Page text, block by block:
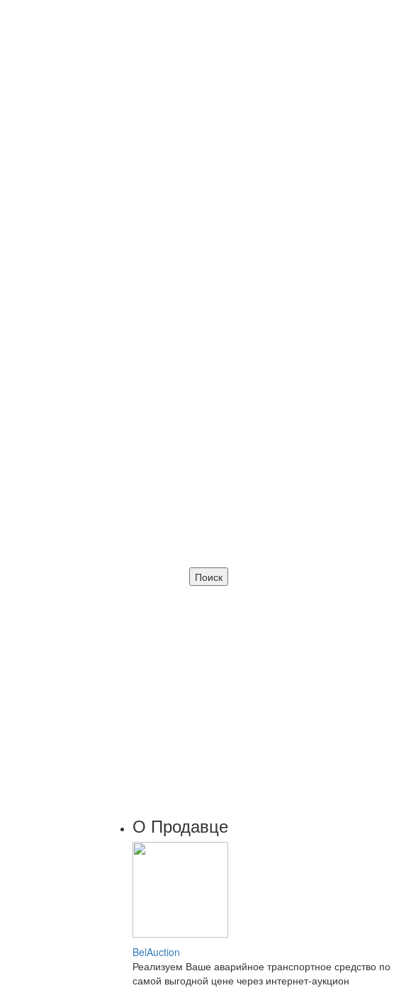
О Продавце
BelAuction
Реализуем Ваше аварийное транспортное средство по
самой выгодной цене через интернет-аукцион